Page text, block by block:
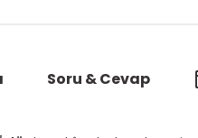
Soru & Cevap